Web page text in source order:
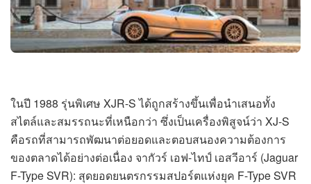
ในปี 1988 รุ่นพิเศษ XJR-S ได้ถูกสร้างขึ้นเพื่อนำเสนอทั้ง
สไตล์และสมรรถนะที่เหนือกว่า ซึ่งเป็นเครื่องพิสูจน์ว่า XJ-S
คือรถที่สามารถพัฒนาต่อยอดและตอบสนองความต้องการ
ของตลาดได้อย่างต่อเนื่อง จากัวร์ เอฟ-ไทป์ เอสวีอาร์ (Jaguar
F-Type SVR): สุดยอดยนตรกรรมสปอร์ตแห่งยุค F-Type SVR